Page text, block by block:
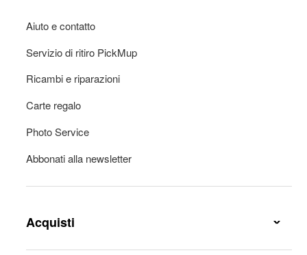
Aiuto e contatto
Servizio di ritiro PickMup
Ricambi e riparazioni
Carte regalo
Photo Service
Abbonati alla newsletter
Acquisti
Conesgna e spese di consegna